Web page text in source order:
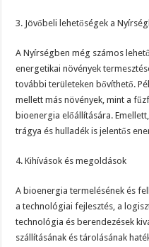
3. Jövőbeli lehetőségek a
A Nyírségben még számos
energetikai növények
további területeken bővíthető.
mellett más növények, mint a
bioenergia előállítására.
trágya és hulladék is jelentős
4. Kihívások és megoldások
A bioenergia termelésének és
a technológiai fejlesztés, a
technológia és berendezések
szállításának és tárolásának